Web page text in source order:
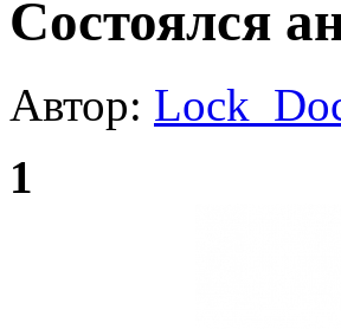
Состоялся
Автор:
1